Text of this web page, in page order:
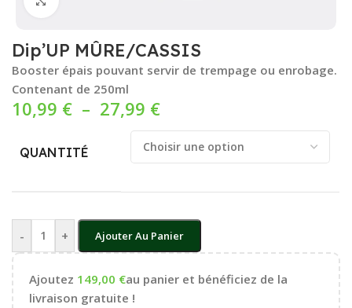
Dip’UP MÛRE/CASSIS
Booster épais pouvant servir de trempage ou enrobage.
Contenant de 250ml
10,99 € – 27,99 €
QUANTITÉ
- + Ajouter Au Panier
Ajoutez 149,00 €au panier et bénéficiez de la
livraison gratuite !